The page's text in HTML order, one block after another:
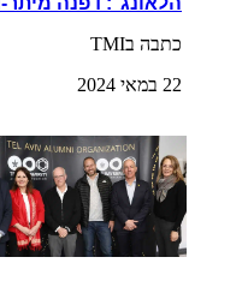
כתבה בTMI
22 במאי 2024